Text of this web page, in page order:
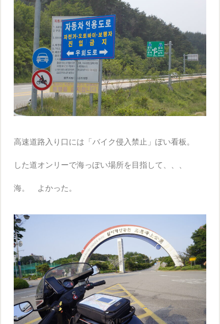
高速道路入り口には「バイク侵入禁止」ぽい看板。
した道オンリーで海っぽい場所を目指して、、、
海。 よかった。